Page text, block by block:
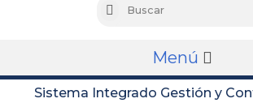
Buscar
Menú
Sistema Integrado Gestión y